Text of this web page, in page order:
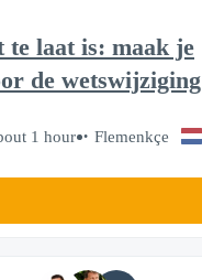
te laat is: maak je
de wetswijziging
1 hour Flemenkçe